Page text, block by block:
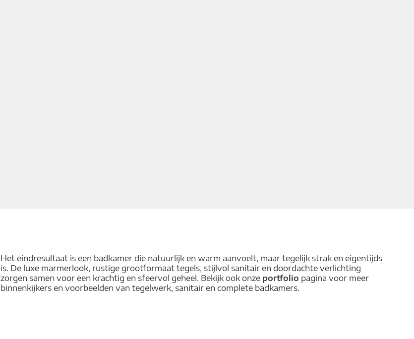
Het eindresultaat is een badkamer die natuurlijk en warm aanvoelt, maar tegelijk strak en eigentijds
is. De luxe marmerlook, rustige grootformaat tegels, stijlvol sanitair en doordachte verlichting
zorgen samen voor een krachtig en sfeervol geheel. Bekijk ook onze portfolio pagina voor meer
binnenkijkers en voorbeelden van tegelwerk, sanitair en complete badkamers.